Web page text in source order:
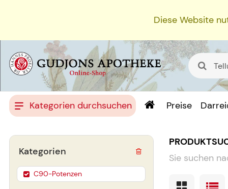
Diese Website
Kategorien durchsuchen Preise
Sie suchen
Kategorien
C90-Potenzen